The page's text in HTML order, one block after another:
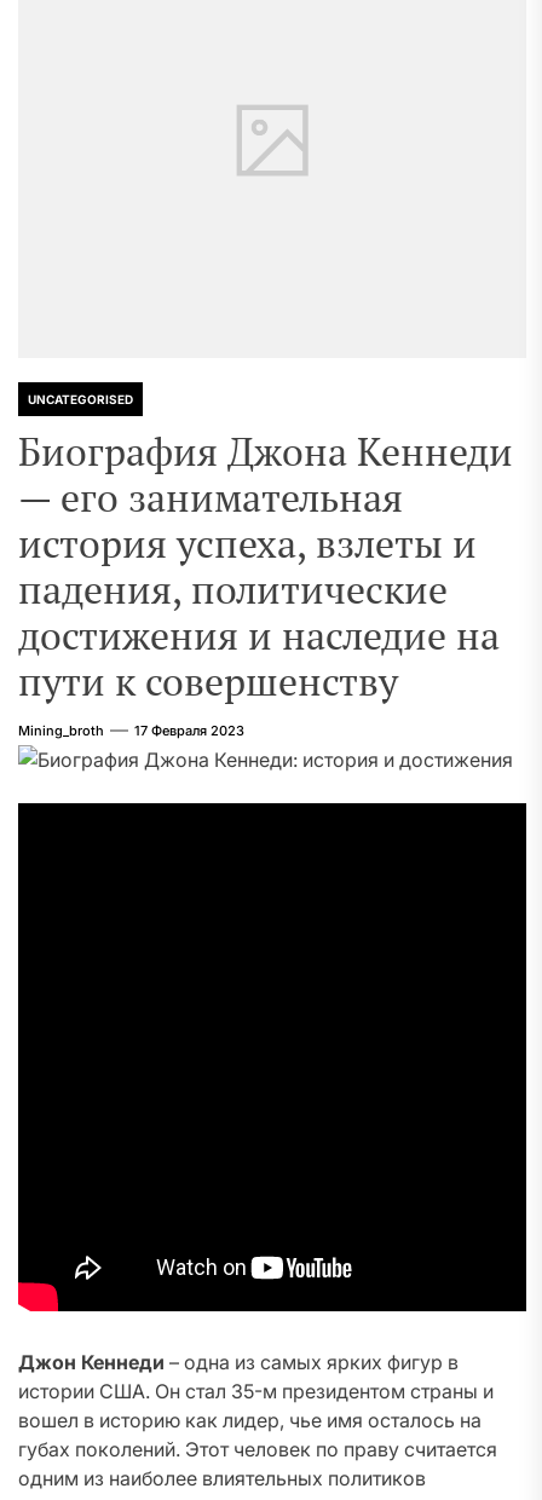
UNCATEGORISED
Биография Джона Кеннеди
— его занимательная
история успеха, взлеты и
падения, политические
достижения и наследие на
пути к совершенству
Mining_broth 17 Февраля 2023
Джон Кеннеди – одна из самых ярких фигур в
истории США. Он стал 35-м президентом страны и
вошел в историю как лидер, чье имя осталось на
губах поколений. Этот человек по праву считается
одним из наиболее влиятельных политиков